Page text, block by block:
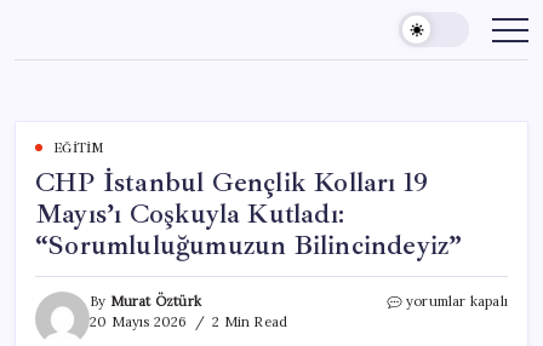
content
EĞITIM
CHP İstanbul Gençlik Kolları 19
Mayıs’ı Coşkuyla Kutladı:
“Sorumluluğumuzun Bilincindeyiz”
By Murat Öztürk
20 Mayıs 2026
2 Min Read
CHP
yorumlar kapalı